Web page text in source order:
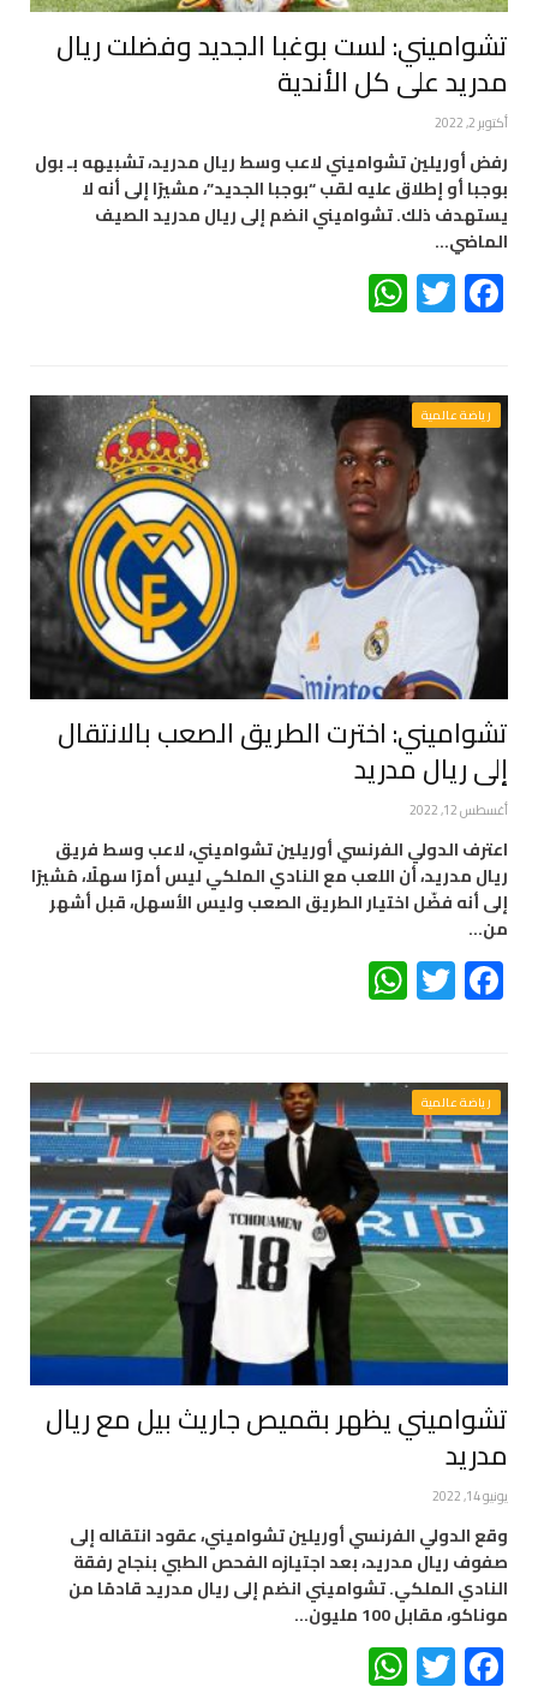
تشواميني: لست بوغبا الجديد وفضلت ريال
مدريد على كل الأندية
أكتوبر 2, 2022
رفض أوريلين تشواميني لاعب وسط ريال مدريد، تشبيهه بـ بول
بوجبا أو إطلاق عليه لقب “بوجبا الجديد”، مشيرًا إلى أنه لا
يستهدف ذلك. تشواميني انضم إلى ريال مدريد الصيف
الماضي…
Facebook
Twitter
رياضة عالمية
تشواميني: اخترت الطريق الصعب بالانتقال
إلى ريال مدريد
أغسطس 12, 2022
اعترف الدولي الفرنسي أوريلين تشواميني، لاعب وسط فريق
ريال مدريد، أن اللعب مع النادي الملكي ليس أمرًا سهلًا، مُشيرًا
إلى أنه فضّل اختيار الطريق الصعب وليس الأسهل، قبل أشهر
من…
Facebook
Twitter
رياضة عالمية
تشواميني يظهر بقميص جاريث بيل مع ريال
مدريد
يونيو 14, 2022
وقع الدولي الفرنسي أوريلين تشواميني، عقود انتقاله إلى
صفوف ريال مدريد، بعد اجتيازه الفحص الطبي بنجاح رفقة
النادي الملكي. تشواميني انضم إلى ريال مدريد قادمًا من
موناكو، مقابل 100 مليون…
Facebook
Twitter